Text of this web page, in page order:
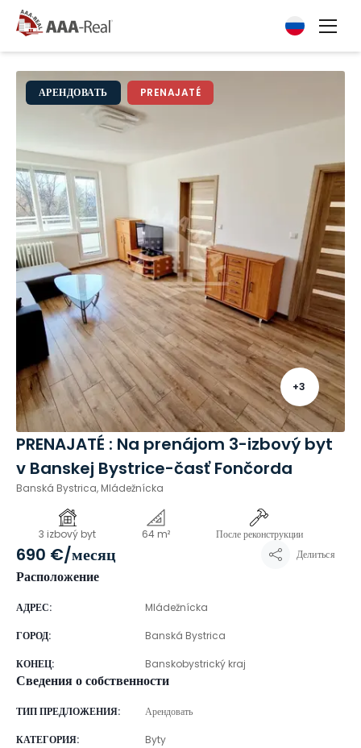
АРЕНДОВАТЬ PRENAJATÉ
+3
PRENAJATÉ : Na prenájom 3-izbový byt
v Banskej Bystrice-časť Fončorda
Banská Bystrica, Mládežnícka
3 izbový byt 64 m²
После реконструкции
Делиться
690 €/месяц
Расположение
АДРЕС: Mládežnícka
ГОРОД: Banská Bystrica
КОНЕЦ: Banskobystrický kraj
Сведения о собственности
ТИП ПРЕДЛОЖЕНИЯ: Арендовать
КАТЕГОРИЯ: Byty